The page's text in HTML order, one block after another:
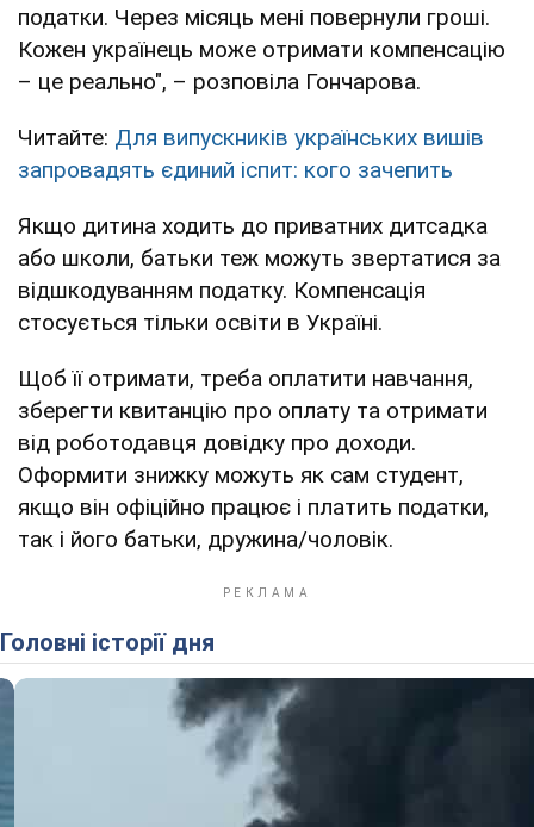
податки. Через місяць мені повернули гроші.
Кожен українець може отримати компенсацію
– це реально", – розповіла Гончарова.
Читайте: Для випускників українських вишів
запровадять єдиний іспит: кого зачепить
Якщо дитина ходить до приватних дитсадка
або школи, батьки теж можуть звертатися за
відшкодуванням податку. Компенсація
стосується тільки освіти в Україні.
Щоб її отримати, треба оплатити навчання,
зберегти квитанцію про оплату та отримати
від роботодавця довідку про доходи.
Оформити знижку можуть як сам студент,
якщо він офіційно працює і платить податки,
так і його батьки, дружина/чоловік.
Головні історії дня